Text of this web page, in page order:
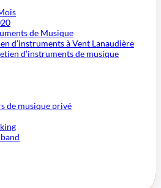
de Musique
d’instruments à Vent Lanaudière
d’instruments de musique
de musique privé